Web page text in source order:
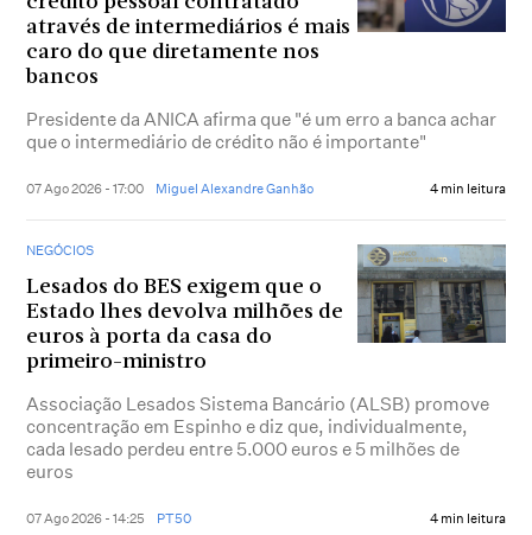
através de intermediários é mais
caro do que diretamente nos
bancos
Presidente da ANICA afirma que "é um erro a banca achar
que o intermediário de crédito não é importante"
07 Ago 2026 - 17:00 Miguel Alexandre Ganhão 4 min leitura
NEGÓCIOS
Lesados do BES exigem que o
Estado lhes devolva milhões de
euros à porta da casa do
primeiro-ministro
Associação Lesados Sistema Bancário (ALSB) promove
concentração em Espinho e diz que, individualmente,
cada lesado perdeu entre 5.000 euros e 5 milhões de
euros
07 Ago 2026 - 14:25 PT50 4 min leitura